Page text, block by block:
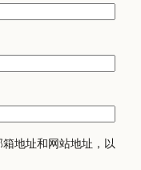
地址和网站地址，以